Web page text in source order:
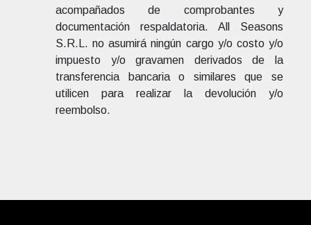
acompañados de comprobantes y
documentación respaldatoria. All Seasons
S.R.L. no asumirá ningún cargo y/o costo y/o
impuesto y/o gravamen derivados de la
transferencia bancaria o similares que se
utilicen para realizar la devolución y/o
reembolso.